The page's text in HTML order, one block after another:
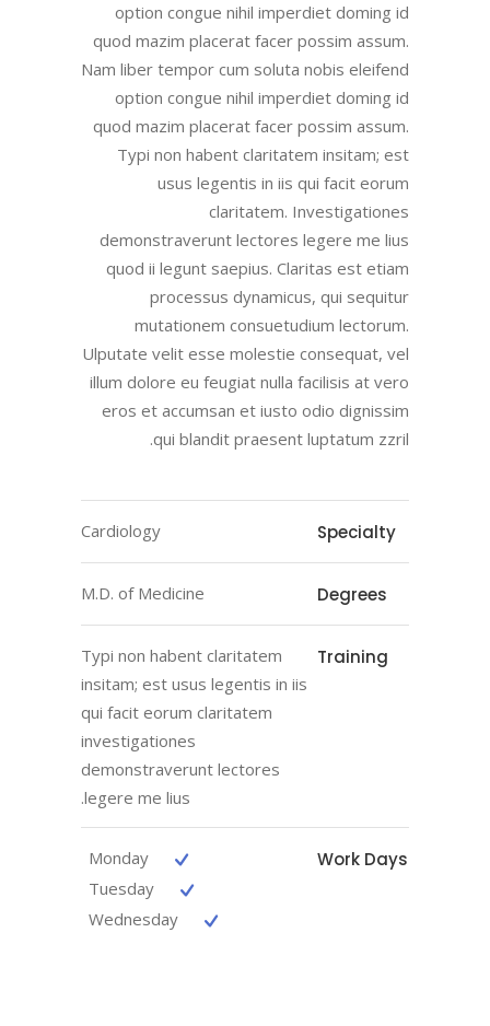
option congue nihil imperdiet doming id
quod mazim placerat facer possim assum.
Nam liber tempor cum soluta nobis eleifend
option congue nihil imperdiet doming id
quod mazim placerat facer possim assum.
Typi non habent claritatem insitam; est
usus legentis in iis qui facit eorum
claritatem. Investigationes
demonstraverunt lectores legere me lius
quod ii legunt saepius. Claritas est etiam
processus dynamicus, qui sequitur
mutationem consuetudium lectorum.
Ulputate velit esse molestie consequat, vel
illum dolore eu feugiat nulla facilisis at vero
eros et accumsan et iusto odio dignissim
qui blandit praesent luptatum zzril.
Specialty
Cardiology
Degrees
M.D. of Medicine
Training
Typi non habent claritatem
insitam; est usus legentis in iis
qui facit eorum claritatem
investigationes
demonstraverunt lectores
legere me lius.
Work Days
Monday
Tuesday
Wednesday